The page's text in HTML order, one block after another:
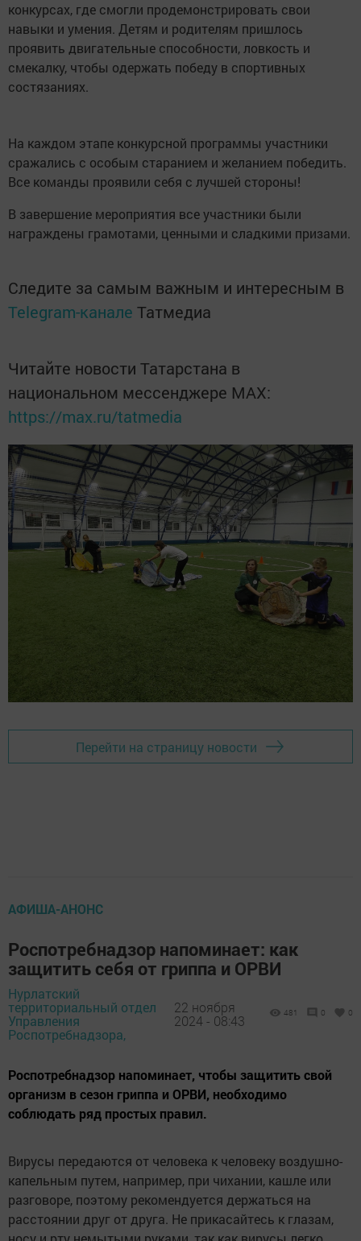
конкурсах, где смогли продемонстрировать свои
навыки и умения. Детям и родителям пришлось
проявить двигательные способности, ловкость и
смекалку, чтобы одержать победу в спортивных
состязаниях.
На каждом этапе конкурсной программы участники
сражались с особым старанием и желанием победить.
Все команды проявили себя с лучшей стороны!
В завершение мероприятия все участники были
награждены грамотами, ценными и сладкими призами.
Следите за самым важным и интересным в
Telegram-канале Татмедиа
Читайте новости Татарстана в
национальном мессенджере MАХ:
https://max.ru/tatmedia
Перейти на страницу новости
АФИША-АНОНС
Роспотребнадзор напоминает: как
защитить себя от гриппа и ОРВИ
Нурлатский
территориальный отдел
Управления
Роспотребнадзора,
22 ноября
2024 - 08:43
481 0 0
Роспотребнадзор напоминает, чтобы защитить свой
организм в сезон гриппа и ОРВИ, необходимо
соблюдать ряд простых правил.
Вирусы передаются от человека к человеку воздушно-
капельным путем, например, при чихании, кашле или
разговоре, поэтому рекомендуется держаться на
расстоянии друг от друга. Не прикасайтесь к глазам,